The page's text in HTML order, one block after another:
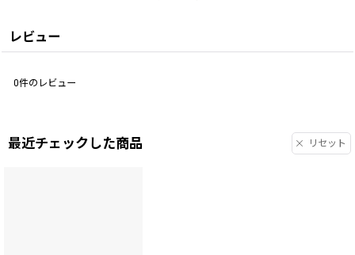
レビュー
0件のレビュー
最近チェックした商品 リセット